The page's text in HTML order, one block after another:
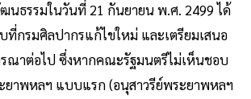
นธรรมในวันที่ 21 กันยายน พ.ศ. 2499 ได้
กรมศิลปากรแก้ไขใหม่ และเตรียมเสนอ
ณาต่อไป ซึ่งหากคณะรัฐมนตรีไม่เห็นชอบ
ยาพหลฯ แบบแรก (อนุสาวรีย์พระยาพหลฯ